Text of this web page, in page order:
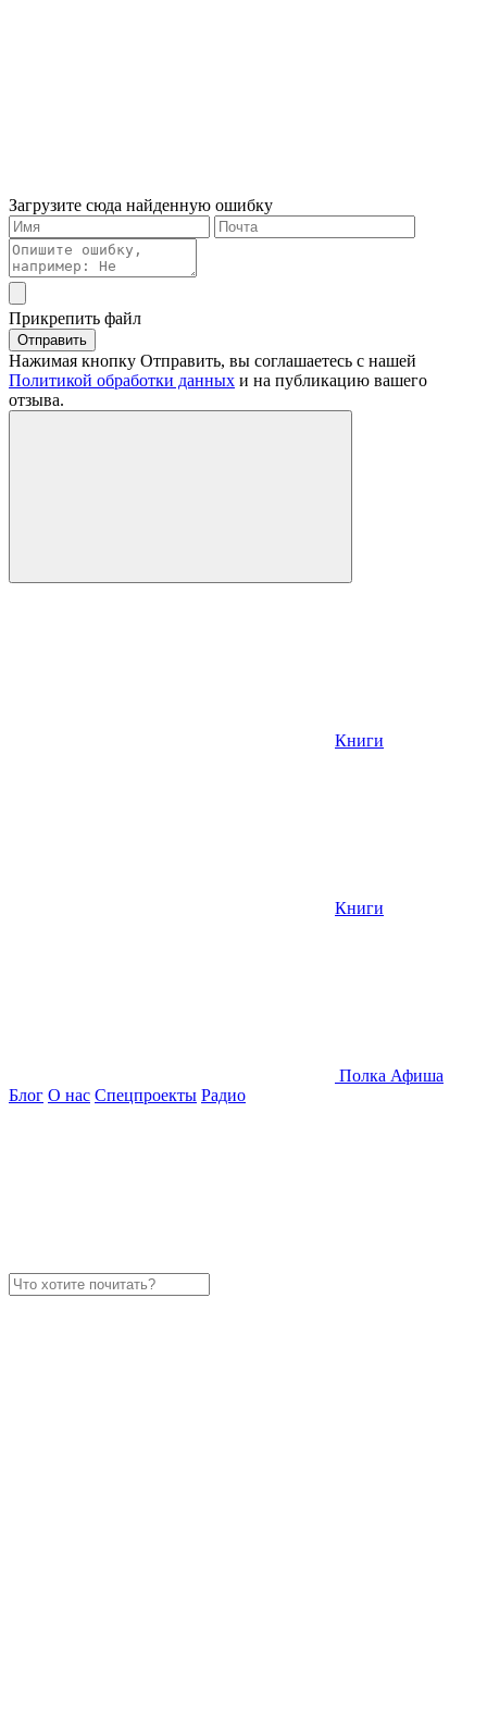
Загрузите сюда найденную ошибку
Прикрепить файл
Отправить
Нажимая кнопку Отправить, вы соглашаетесь с нашей
Политикой обработки данных и на публикацию вашего
отзыва.
Книги
Книги
Полка Афиша
Блог О нас Спецпроекты Радио